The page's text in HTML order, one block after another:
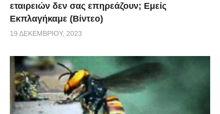
εταιρειών δεν σας επηρεάζουν; Εμείς
Εκπλαγήκαμε (Βίντεο)
19 ΔΕΚΕΜΒΡΊΟΥ, 2023